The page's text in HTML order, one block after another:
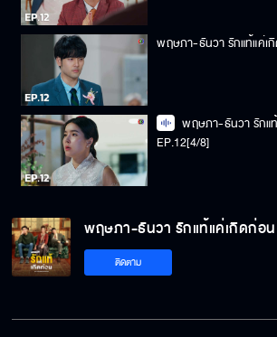
พฤษภา-ธันวา รักแท้แค่เ
พฤษภา-ธันวา รักแ
EP.12[4/8]
พฤษภา-ธันวา รักแท้แค่เกิดก่อน
ติดตาม